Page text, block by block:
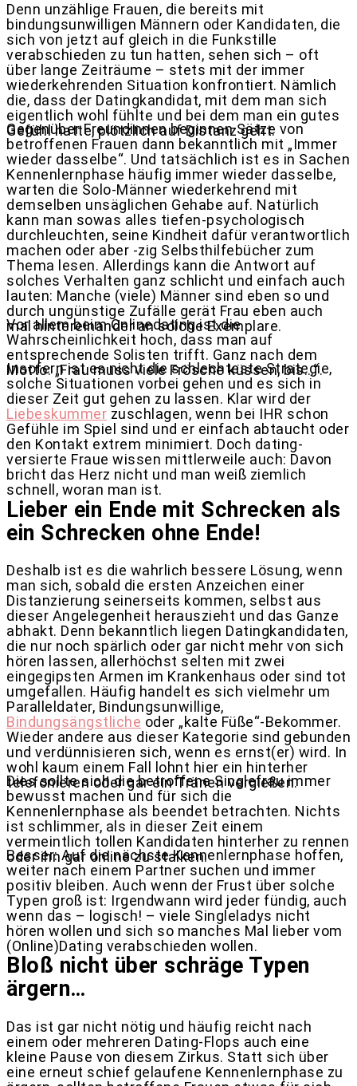
Denn unzählige Frauen, die bereits mit
bindungsunwilligen Männern oder Kandidaten, die
sich von jetzt auf gleich in die Funkstille
verabschieden zu tun hatten, sehen sich – oft
über lange Zeiträume – stets mit der immer
wiederkehrenden Situation konfrontiert. Nämlich
die, dass der Datingkandidat, mit dem man sich
eigentlich wohl fühlte und bei dem man ein gutes
Gefühl hatte, plötzlich auf Distanz geht.
Gegenüber Freundinnen beginnen Sätze von
betroffenen Frauen dann bekanntlich mit „Immer
wieder dasselbe“. Und tatsächlich ist es in Sachen
Kennenlernphase häufig immer wieder dasselbe,
warten die Solo-Männer wiederkehrend mit
demselben unsäglichen Gehabe auf. Natürlich
kann man sowas alles tiefen-psychologisch
durchleuchten, seine Kindheit dafür verantwortlich
machen oder aber -zig Selbsthilfebücher zum
Thema lesen. Allerdings kann die Antwort auf
solches Verhalten ganz schlicht und einfach auch
lauten: Manche (viele) Männer sind eben so und
durch ungünstige Zufälle gerät Frau eben auch
mal hintereinander an solche Exemplare.
Vor allem beim Onlinedating ist die
Wahrscheinlichkeit hoch, dass man auf
entsprechende Solisten trifft. Ganz nach dem
Motto: „Frau muss viele Frösche küssen, bis…“.
Insofern ist es nicht die schlechteste Strategie,
solche Situationen vorbei gehen und es sich in
dieser Zeit gut gehen zu lassen. Klar wird der
Liebeskummer zuschlagen, wenn bei IHR schon
Gefühle im Spiel sind und er einfach abtaucht oder
den Kontakt extrem minimiert. Doch dating-
versierte Fraue wissen mittlerweile auch: Davon
bricht das Herz nicht und man weiß ziemlich
schnell, woran man ist.
Lieber ein Ende mit Schrecken als
ein Schrecken ohne Ende!
Deshalb ist es die wahrlich bessere Lösung, wenn
man sich, sobald die ersten Anzeichen einer
Distanzierung seinerseits kommen, selbst aus
dieser Angelegenheit herauszieht und das Ganze
abhakt. Denn bekanntlich liegen Datingkandidaten,
die nur noch spärlich oder gar nicht mehr von sich
hören lassen, allerhöchst selten mit zwei
eingegipsten Armen im Krankenhaus oder sind tot
umgefallen. Häufig handelt es sich vielmehr um
Paralleldater, Bindungsunwillige,
Bindungsängstliche oder „kalte Füße“-Bekommer.
Wieder andere aus dieser Kategorie sind gebunden
und verdünnisieren sich, wenn es ernst(er) wird. In
wohl kaum einem Fall lohnt hier ein hinterher
telefonieren oder gar ein Tränen vergießen.
Dies sollte sich die betroffene Singlefrau immer
bewusst machen und für sich die
Kennenlernphase als beendet betrachten. Nichts
ist schlimmer, als in dieser Zeit einem
vermeintlich tollen Kandidaten hinterher zu rennen
oder ihn gar online zu stalken.
Besser: Auf die nächste Kennenlernphase hoffen,
weiter nach einem Partner suchen und immer
positiv bleiben. Auch wenn der Frust über solche
Typen groß ist: Irgendwann wird jeder fündig, auch
wenn das – logisch! – viele Singleladys nicht
hören wollen und sich so manches Mal lieber vom
(Online)Dating verabschieden wollen.
Bloß nicht über schräge Typen
ärgern…
Das ist gar nicht nötig und häufig reicht nach
einem oder mehreren Dating-Flops auch eine
kleine Pause von diesem Zirkus. Statt sich über
eine erneut schief gelaufene Kennenlernphase zu